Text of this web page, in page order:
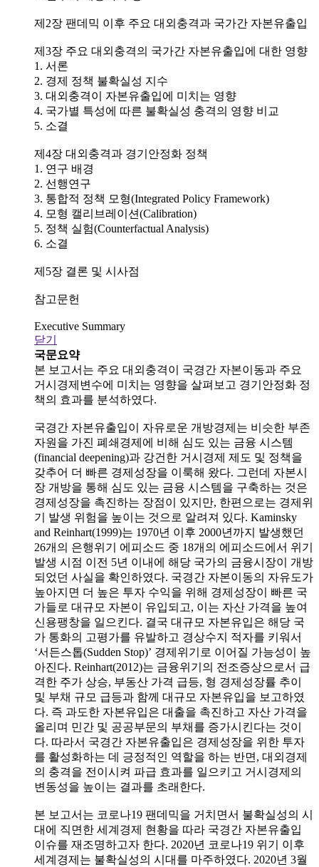
제2장 팬데믹 이후 주요 대외충격과 국가간 자본유출입
제3장 주요 대외충격의 국가간 자본유출입에 대한 영향
1. 서론
2. 경제 정책 불확실성 지수
3. 대외충격이 자본유출입에 미치는 영향
4. 국가별 특성에 따른 불확실성 충격의 영향 비교
5. 소결
제4장 대외충격과 경기안정화 정책
1. 연구 배경
2. 선행연구
3. 통합적 정책 모형(Integrated Policy Framework)
4. 모형 캘리브레이션(Calibration)
5. 정책 실험(Counterfactual Analysis)
6. 소결
제5장 결론 및 시사점
참고문헌
Executive Summary
닫기
국문요약
본 보고서는 주요 대외충격이 국경간 자본이동과 주요
거시경제변수에 미치는 영향을 살펴보고 경기안정화 정
책의 효과를 분석하였다.
국경간 자본유출입이 자유로운 개방경제는 비슷한 부존
자원을 가진 폐쇄경제에 비해 심도 있는 금융 시스템
(financial deepening)과 강건한 거시경제 제도 및 정책을
갖추어 더 빠른 경제성장을 이룩해 왔다. 그런데 자본시
장 개방을 통해 심도 있는 금융 시스템을 구축하는 것은
경제성장을 촉진하는 장점이 있지만, 한편으로는 경제위
기 발생 위험을 높이는 것으로 알려져 있다. Kaminsky
and Reinhart(1999)는 1970년 이후 2000년까지 발생했던
26개의 은행위기 에피소드 중 18개의 에피소드에서 위기
발생 시점 이전 5년 이내에 해당 국가의 금융시장이 개방
되었던 사실을 확인하였다. 국경간 자본이동의 자유도가
높아지면 더 높은 투자 수익을 위해 경제성장이 빠른 국
가들로 대규모 자본이 유입되고, 이는 자산 가격을 높여
신용팽창을 일으킨다. 결국 대규모 자본유입은 해당 국
가 통화의 고평가를 유발하고 경상수지 적자를 키워서
‘서든스톱(Sudden Stop)’ 경제위기로 이어질 가능성이 높
아진다. Reinhart(2012)는 금융위기의 전조증상으로서 급
격한 주가 상승, 부동산 가격 급등, 형 경제성장률 추이
및 부채 규모 급등과 함께 대규모 자본유입을 보고하였
다. 즉 과도한 자본유입은 대출을 촉진하고 자산 가격을
올리며 민간 및 공공부문의 부채를 증가시킨다는 것이
다. 따라서 국경간 자본유출입은 경제성장을 위한 투자
를 활성화하는 데 긍정적인 역할을 하는 반면, 대외경제
의 충격을 전이시켜 파급 효과를 일으키고 거시경제의
변동성을 높이는 결과를 초래한다.
본 보고서는 코로나19 팬데믹을 거치면서 불확실성의 시
대에 직면한 세계경제 현황을 따라 국경간 자본유출입
이슈를 재조명하고자 한다. 2020년 코로나19 위기 이후
세계경제는 불확실성의 시대를 마주하였다. 2020년 3월